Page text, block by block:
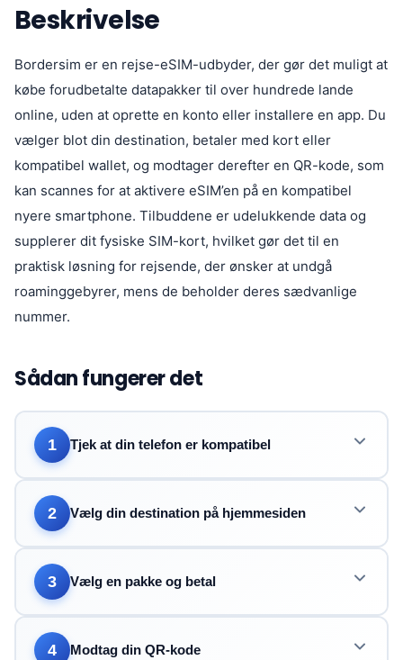
Beskrivelse
Bordersim er en rejse-eSIM-udbyder, der gør det muligt at
købe forudbetalte datapakker til over hundrede lande
online, uden at oprette en konto eller installere en app. Du
vælger blot din destination, betaler med kort eller
kompatibel wallet, og modtager derefter en QR-kode, som
kan scannes for at aktivere eSIM’en på en kompatibel
nyere smartphone. Tilbuddene er udelukkende data og
supplerer dit fysiske SIM-kort, hvilket gør det til en
praktisk løsning for rejsende, der ønsker at undgå
roaminggebyrer, mens de beholder deres sædvanlige
nummer.
Sådan fungerer det
1 Tjek at din telefon er kompatibel
2 Vælg din destination på hjemmesiden
3 Vælg en pakke og betal
4 Modtag din QR-kode